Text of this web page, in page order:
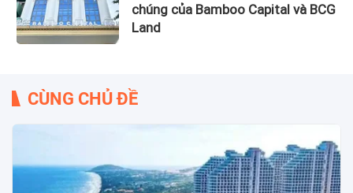
chúng của Bamboo Capital và BCG
Land
CÙNG CHỦ ĐỀ